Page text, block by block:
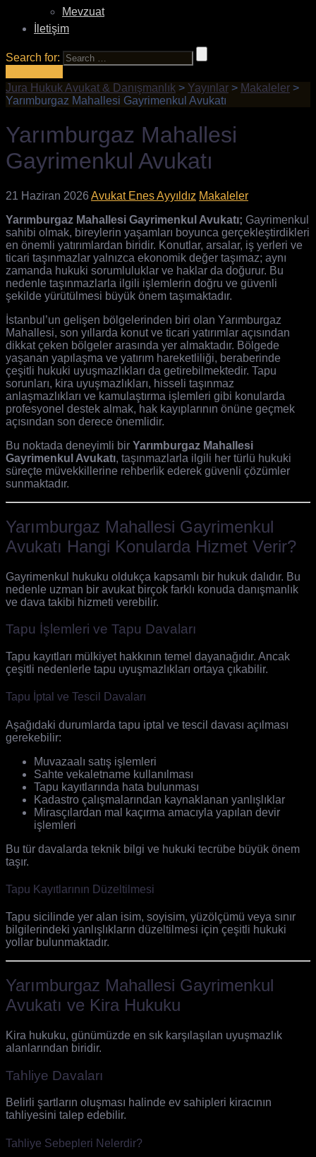
Mevzuat
İletişim
Search for:
Jura Hukuk Avukat & Danışmanlık > Yayınlar > Makaleler >
Yarımburgaz Mahallesi Gayrimenkul Avukatı
Yarımburgaz Mahallesi
Gayrimenkul Avukatı
21 Haziran 2026 Avukat Enes Ayyıldız Makaleler
Yarımburgaz Mahallesi Gayrimenkul Avukatı; Gayrimenkul
sahibi olmak, bireylerin yaşamları boyunca gerçekleştirdikleri
en önemli yatırımlardan biridir. Konutlar, arsalar, iş yerleri ve
ticari taşınmazlar yalnızca ekonomik değer taşımaz; aynı
zamanda hukuki sorumluluklar ve haklar da doğurur. Bu
nedenle taşınmazlarla ilgili işlemlerin doğru ve güvenli
şekilde yürütülmesi büyük önem taşımaktadır.
İstanbul’un gelişen bölgelerinden biri olan Yarımburgaz
Mahallesi, son yıllarda konut ve ticari yatırımlar açısından
dikkat çeken bölgeler arasında yer almaktadır. Bölgede
yaşanan yapılaşma ve yatırım hareketliliği, beraberinde
çeşitli hukuki uyuşmazlıkları da getirebilmektedir. Tapu
sorunları, kira uyuşmazlıkları, hisseli taşınmaz
anlaşmazlıkları ve kamulaştırma işlemleri gibi konularda
profesyonel destek almak, hak kayıplarının önüne geçmek
açısından son derece önemlidir.
Bu noktada deneyimli bir Yarımburgaz Mahallesi
Gayrimenkul Avukatı, taşınmazlarla ilgili her türlü hukuki
süreçte müvekkillerine rehberlik ederek güvenli çözümler
sunmaktadır.
Yarımburgaz Mahallesi Gayrimenkul
Avukatı Hangi Konularda Hizmet Verir?
Gayrimenkul hukuku oldukça kapsamlı bir hukuk dalıdır. Bu
nedenle uzman bir avukat birçok farklı konuda danışmanlık
ve dava takibi hizmeti verebilir.
Tapu İşlemleri ve Tapu Davaları
Tapu kayıtları mülkiyet hakkının temel dayanağıdır. Ancak
çeşitli nedenlerle tapu uyuşmazlıkları ortaya çıkabilir.
Tapu İptal ve Tescil Davaları
Aşağıdaki durumlarda tapu iptal ve tescil davası açılması
gerekebilir:
Muvazaalı satış işlemleri
Sahte vekaletname kullanılması
Tapu kayıtlarında hata bulunması
Kadastro çalışmalarından kaynaklanan yanlışlıklar
Mirasçılardan mal kaçırma amacıyla yapılan devir
işlemleri
Bu tür davalarda teknik bilgi ve hukuki tecrübe büyük önem
taşır.
Tapu Kayıtlarının Düzeltilmesi
Tapu sicilinde yer alan isim, soyisim, yüzölçümü veya sınır
bilgilerindeki yanlışlıkların düzeltilmesi için çeşitli hukuki
yollar bulunmaktadır.
Yarımburgaz Mahallesi Gayrimenkul
Avukatı ve Kira Hukuku
Kira hukuku, günümüzde en sık karşılaşılan uyuşmazlık
alanlarından biridir.
Tahliye Davaları
Belirli şartların oluşması halinde ev sahipleri kiracının
tahliyesini talep edebilir.
Tahliye Sebepleri Nelerdir?